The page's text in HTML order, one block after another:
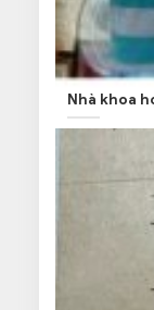
Nhà khoa